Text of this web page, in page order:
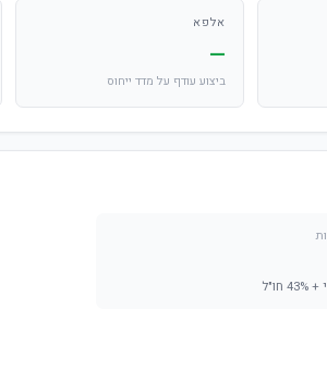
אלפא
—
ביצוע עודף על מדד ייחוס